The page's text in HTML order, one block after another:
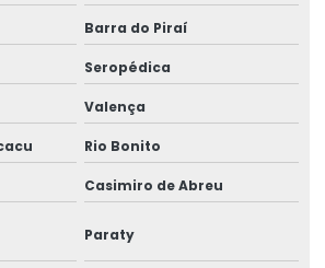
multimarcas
swf
ponte rolante multimarcas
Conforme Abnt
blindado
Barra do Piraí
Seropédica
Valença
Rio Bonito
Casimiro de Abreu
Paraty